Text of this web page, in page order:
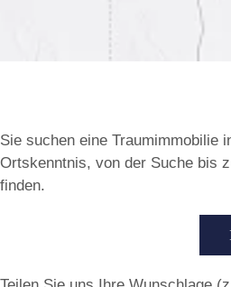
Sie suchen eine Traumimmobilie
Ortskenntnis, von der Suche bis
finden.